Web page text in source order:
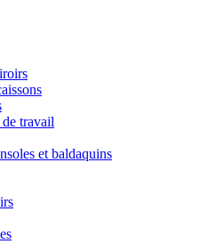
travail
et baldaquins